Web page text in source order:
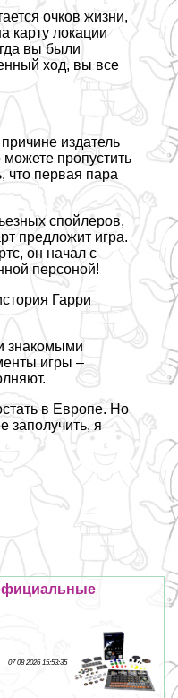
очков жизни,
карту локации
вы были
ход, вы все
издатель
пропустить
что первая пара
спойлеров,
предложит игра.
он начал с
персоной!
Гарри
знакомыми
игры –
в Европе. Но
заполучить, я
07 08 2026 15:53:35